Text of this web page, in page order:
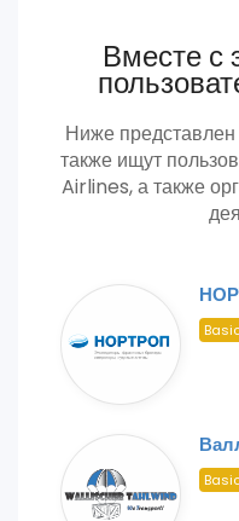
Вместе с
Ниже
также ищут
Airlines, а также